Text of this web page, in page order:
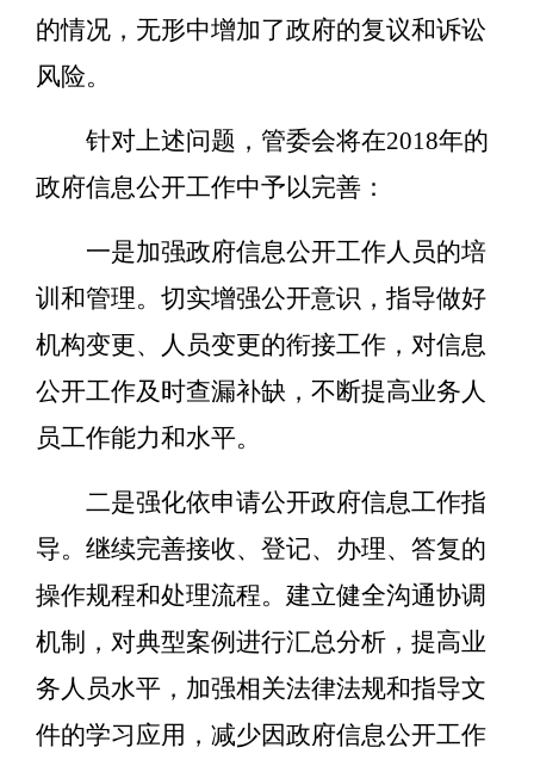
的情况，无形中增加了政府的复议和诉讼
风险。
针对上述问题，管委会将在2018年的
政府信息公开工作中予以完善：
一是加强政府信息公开工作人员的培
训和管理。切实增强公开意识，指导做好
机构变更、人员变更的衔接工作，对信息
公开工作及时查漏补缺，不断提高业务人
员工作能力和水平。
二是强化依申请公开政府信息工作指
导。继续完善接收、登记、办理、答复的
操作规程和处理流程。建立健全沟通协调
机制，对典型案例进行汇总分析，提高业
务人员水平，加强相关法律法规和指导文
件的学习应用，减少因政府信息公开工作